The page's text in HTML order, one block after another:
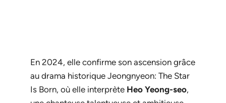
En 2024, elle confirme son ascension grâce
au drama historique Jeongnyeon: The Star
Is Born, où elle interprète Heo Yeong-seo,